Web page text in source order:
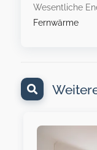
Wesentliche
Fernwärme